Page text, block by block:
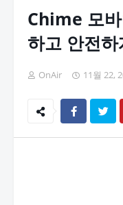
Chime 모
하고 안전
OnAir 11월 22,